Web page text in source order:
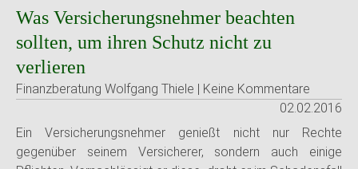
Was Versicherungsnehmer beachten
sollten, um ihren Schutz nicht zu
verlieren
Finanzberatung Wolfgang Thiele | Keine Kommentare
02.02.2016
Ein Versicherungsnehmer genießt nicht nur Rechte
gegenüber seinem Versicherer, sondern auch einige